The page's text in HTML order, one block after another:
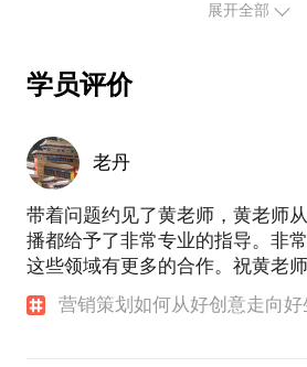
展开全部
学员评价
老丹
带着问题约见了黄老师，黄老师
播都给予了非常专业的指导。非
这些领域有更多的合作。祝黄老
营销策划如何从好创意走向好